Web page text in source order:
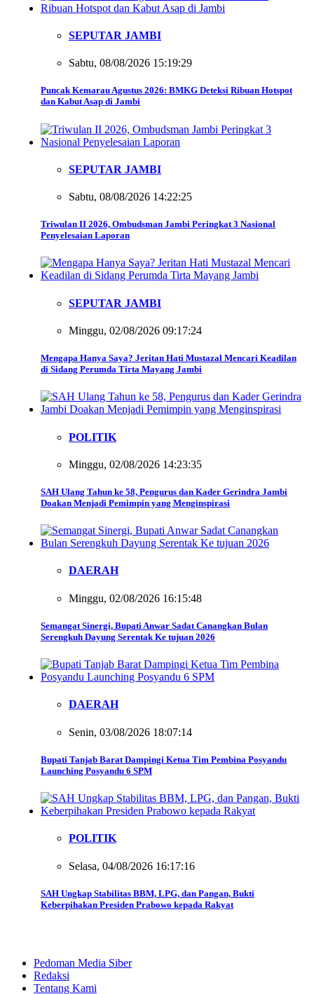
SEPUTAR JAMBI
Sabtu, 08/08/2026 15:19:29
Puncak Kemarau Agustus 2026: BMKG Deteksi Ribuan Hotspot
dan Kabut Asap di Jambi
SEPUTAR JAMBI
Sabtu, 08/08/2026 14:22:25
Triwulan II 2026, Ombudsman Jambi Peringkat 3 Nasional
Penyelesaian Laporan
SEPUTAR JAMBI
Minggu, 02/08/2026 09:17:24
Mengapa Hanya Saya? Jeritan Hati Mustazal Mencari Keadilan
di Sidang Perumda Tirta Mayang Jambi
POLITIK
Minggu, 02/08/2026 14:23:35
SAH Ulang Tahun ke 58, Pengurus dan Kader Gerindra Jambi
Doakan Menjadi Pemimpin yang Menginspirasi
DAERAH
Minggu, 02/08/2026 16:15:48
Semangat Sinergi, Bupati Anwar Sadat Canangkan Bulan
Serengkuh Dayung Serentak Ke tujuan 2026
DAERAH
Senin, 03/08/2026 18:07:14
Bupati Tanjab Barat Dampingi Ketua Tim Pembina Posyandu
Launching Posyandu 6 SPM
POLITIK
Selasa, 04/08/2026 16:17:16
SAH Ungkap Stabilitas BBM, LPG, dan Pangan, Bukti
Keberpihakan Presiden Prabowo kepada Rakyat
Pedoman Media Siber
Redaksi
Tentang Kami